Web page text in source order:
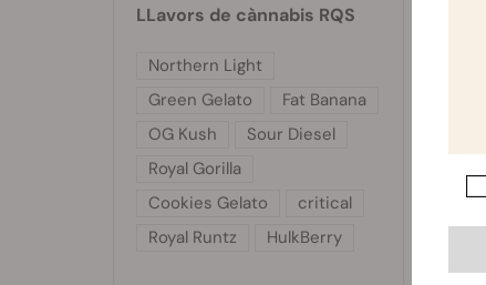
LLavors de cànnabis RQS
Northern Light
Green Gelato
Fat Banana
OG Kush
Sour Diesel
Royal Gorilla
Cookies Gelato
critical
Royal Runtz
HulkBerry